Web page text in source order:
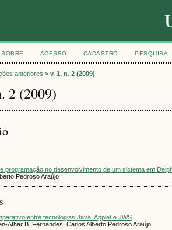
SOBRE ACESSO CADASTRO PESQUISA
anteriores > v. 1, n. 2 (2009)
2 (2009)
programação no desenvolvimento de um sistema em
Pedroso Araújo
entre tecnologias Java: Applet e JWS
Athar B. Fernandes, Carlos Alberto Pedroso Araújo